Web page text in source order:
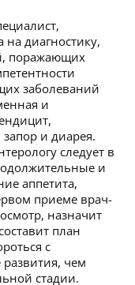
на диагностику,
поражающих
заболеваний
и
и диарея.
следует в
и
аппетита,
приеме врач-
назначит
план
с
чем
стадии.